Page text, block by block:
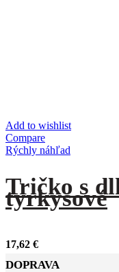
Add to wishlist
Compare
Rýchly náhľad
Tričko s
tyrkysové
17,62 €
DOPRAVA